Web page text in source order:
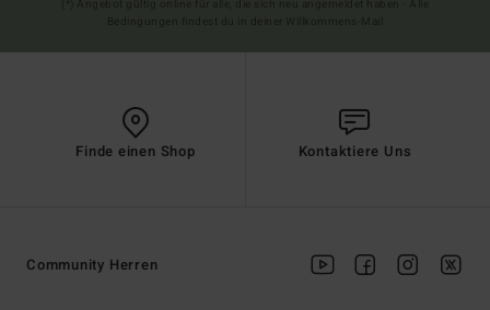
Finde einen Shop Kontaktiere Uns
Community Herren